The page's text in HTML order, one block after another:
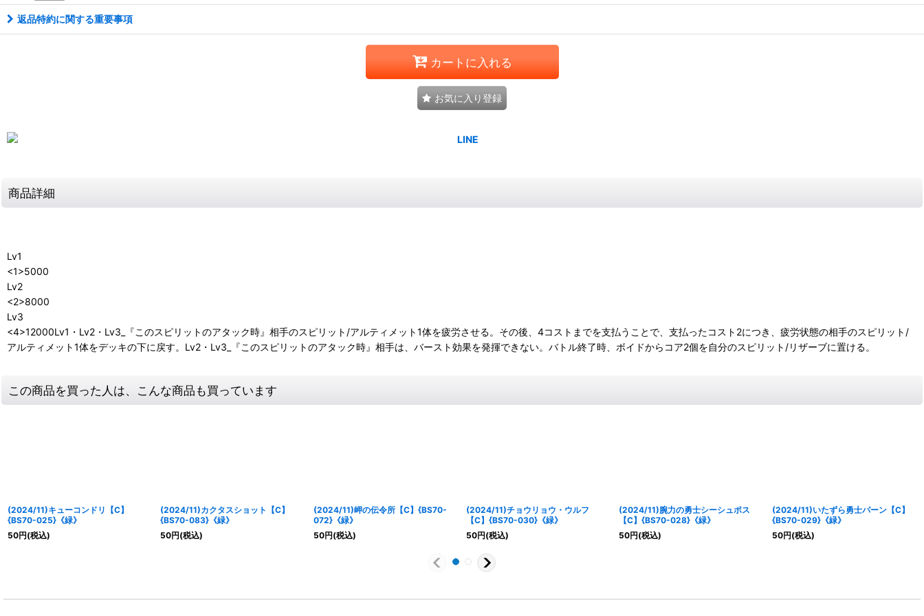
返品特約に関する重要事項
カートに入れる
お気に入り登録
商品詳細
Lv1
<1>5000
Lv2
<2>8000
Lv3
<4>12000Lv1・Lv2・Lv3_『このスピリットのアタック時』相手のスピリット/アルティメット1体を疲労させる。その後、4コストまでを支払うことで、支払ったコスト2につき、疲労状態の相手のスピリット/
アルティメット1体をデッキの下に戻す。Lv2・Lv3_『このスピリットのアタック時』相手は、バースト効果を発揮できない。バトル終了時、ボイドからコア2個を自分のスピリット/リザーブに置ける。
この商品を買った人は、こんな商品も買っています
(2024/11)キューコンドリ【C】
{BS70-025}《緑》
50円(税込)
(2024/11)カクタスショット【C】
{BS70-083}《緑》
50円(税込)
(2024/11)岬の伝令所【C】{BS70-
072}《緑》
50円(税込)
(2024/11)チョウリョウ・ウルフ
【C】{BS70-030}《緑》
50円(税込)
(2024/11)腕力の勇士シーシュポス
【C】{BS70-028}《緑》
50円(税込)
(2024/11)いたずら勇士パーン【C】
{BS70-029}《緑》
50円(税込)